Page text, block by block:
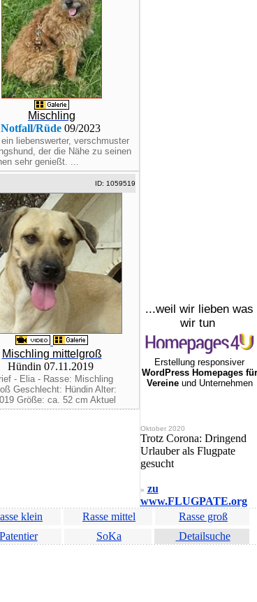
Mischling
Notfall/Rüde09/2023
liebenswerter, verschmuster
der die Nähe zu seinen
sehr genießt. ...
ID: 1059519
Mischling mittelgroß
Hündin 07.11.2019
- Elia - Rasse: Mischling
Geschlecht: Hündin Alter:
Größe: ca. 52 cm Aktuel
...weil wir lieben was
wir tun
Erstellung responsiver
WordPress Homepages für
Vereineund Unternehmen
Oktober 2020
Trotz Corona: Dringend
Urlauber als Flugpate
gesucht
» zu
www.FLUGPATE.org
klein Rasse mittel
Rasse groß
Patentier SoKa Detailsuche